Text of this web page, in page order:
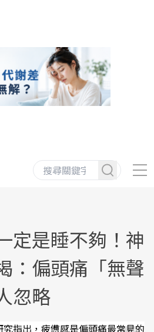
定是睡不夠！神
：偏頭痛「無聲
忽略